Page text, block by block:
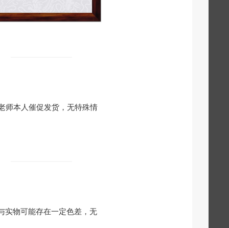
师本人催促发货，无特殊情
实物可能存在一定色差，无